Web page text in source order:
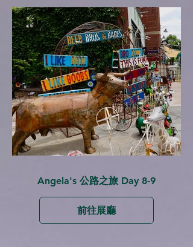
Angela's 公路之旅 Day 8-9
前往展廳